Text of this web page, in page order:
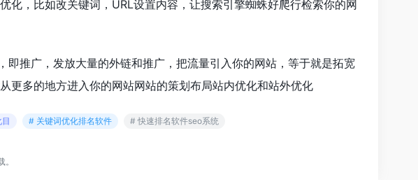
化，比如改关键词，URL设置内容，让搜索引擎蜘蛛好爬行检索你的网
即推广，发放大量的外链和推广，把流量引入你的网站，等于就是拓宽
更多的地方进入你的网站网站的策划布局站内优化和站外优化
# 关键词优化排名软件 # 快速排名软件seo系统